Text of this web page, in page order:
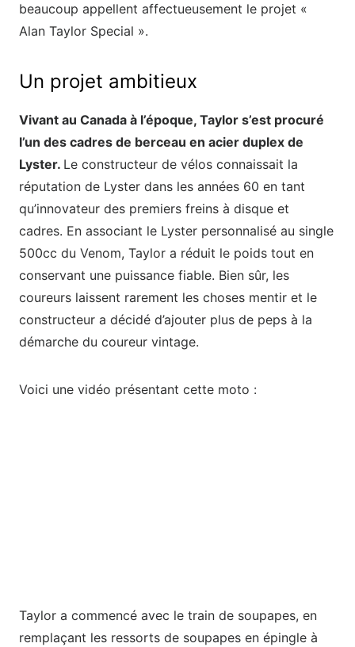
beaucoup appellent affectueusement le projet «
Alan Taylor Special ».
Un projet ambitieux
Vivant au Canada à l’époque, Taylor s’est procuré
l’un des cadres de berceau en acier duplex de
Lyster. Le constructeur de vélos connaissait la
réputation de Lyster dans les années 60 en tant
qu’innovateur des premiers freins à disque et
cadres. En associant le Lyster personnalisé au single
500cc du Venom, Taylor a réduit le poids tout en
conservant une puissance fiable. Bien sûr, les
coureurs laissent rarement les choses mentir et le
constructeur a décidé d’ajouter plus de peps à la
démarche du coureur vintage.
Voici une vidéo présentant cette moto :
Taylor a commencé avec le train de soupapes, en
remplaçant les ressorts de soupapes en épingle à